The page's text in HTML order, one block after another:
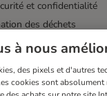
et confidentialité
des déchets
Modes de paiement
d'affiliation
à nous
des pixels et d'autres
cookies sont absolument